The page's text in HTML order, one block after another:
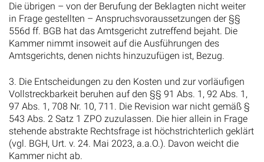
Die übrigen – von der Berufung der Beklagten nicht weiter
in Frage gestellten – Anspruchsvoraussetzungen der §§
556d ff. BGB hat das Amtsgericht zutreffend bejaht. Die
Kammer nimmt insoweit auf die Ausführungen des
Amtsgerichts, denen nichts hinzuzufügen ist, Bezug.
3. Die Entscheidungen zu den Kosten und zur vorläufigen
Vollstreckbarkeit beruhen auf den §§ 91 Abs. 1, 92 Abs. 1,
97 Abs. 1, 708 Nr. 10, 711. Die Revision war nicht gemäß §
543 Abs. 2 Satz 1 ZPO zuzulassen. Die hier allein in Frage
stehende abstrakte Rechtsfrage ist höchstrichterlich geklärt
(vgl. BGH, Urt. v. 24. Mai 2023, a.a.O.). Davon weicht die
Kammer nicht ab.